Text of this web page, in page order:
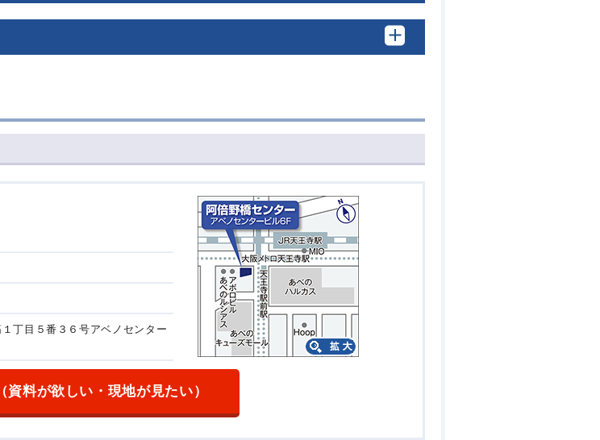
丁目５番３６号アベノセンター
（資料が欲しい・現地が見たい）